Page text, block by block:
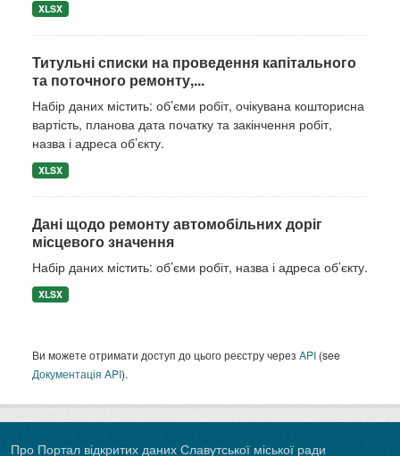
XLSX
Титульні списки на проведення капітального
та поточного ремонту,...
Набір даних містить: об’єми робіт, очікувана кошторисна
вартість, планова дата початку та закінчення робіт,
назва і адреса об’єкту.
XLSX
Дані щодо ремонту автомобільних доріг
місцевого значення
Набір даних містить: об’єми робіт, назва і адреса об’єкту.
XLSX
Ви можете отримати доступ до цього реєстру через API (see
Документація API).
Про Портал відкритих даних Славутської міської ради